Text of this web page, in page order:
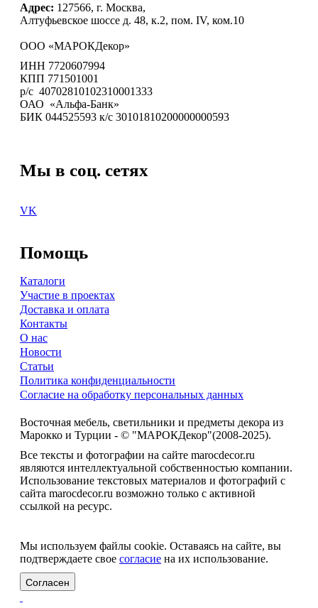
Адрес: 127566, г. Москва,
Алтуфьевское шоссе д. 48, к.2, пом. IV, ком.10
ООО «МАРОКДекор»
ИНН 7720607994
КПП 771501001
р/с 40702810102310001333
ОАО «Альфа-Банк»
БИК 044525593 к/с 30101810200000000593
Мы в соц. сетях
VK
Помощь
Каталоги
Участие в проектах
Доставка и оплата
Контакты
О нас
Новости
Статьи
Политика конфиденциальности
Согласие на обработку персональных данных
Восточная мебель, светильники и предметы декора из
Марокко и Турции - © "МАРОКДекор"(2008-2025).
Все тексты и фотографии на сайте marocdecor.ru
являются интеллектуальной собственностью компании.
Использование текстовых материалов и фотографий с
сайта marocdecor.ru возможно только с активной
ссылкой на ресурс.
Мы используем файлы cookie. Оставаясь на сайте, вы
подтверждаете свое согласие на их использование.
Согласен